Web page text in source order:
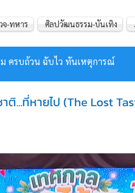
ม ครบถ้วน ฉับไว ทันเหตุการณ์
จ-ทหาร ศิลปวัฒนธรรม-บันเทิง
...ที่หายไป (The Lost